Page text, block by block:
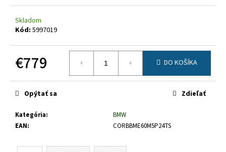
Skladom
Kód: 5997019
€779
cena:
DO KOŠÍKA
Kategória:
BMW
EAN: CORBBME60M5P24TS
Opýtať sa Zdieľať
O
d
p
ú
a
m